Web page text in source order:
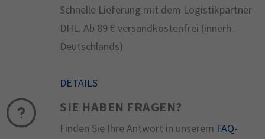
Schnelle Lieferung mit dem Logistikpartner
DHL. Ab 89 € versandkostenfrei (innerh.
Deutschlands)
DETAILS
SIE HABEN FRAGEN?
Finden Sie Ihre Antwort in unserem FAQ-